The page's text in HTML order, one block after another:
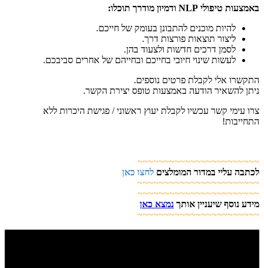
באמצעות טיפולי NLP ודמיון מודרך תוכלו:
להיות מוכנים להתבונן בעומק של חייכם.
ליצור תוצאות פורצות דרך.
לסמן דרכים חדשות ולצעוד בהן.
לעשות שינוי חיובי בחייכם ובחייהם של אחרים סביבכם.
התקשרו אלי לקבלת פרטים נוספים.
ניתן להשאיר הודעה באמצעות טופס יצירת הקשר.
צרו עימי קשר עכשיו לקבלת יעוץ ראשוני / פגישת היכרות ללא
התחייבות!
~~~~~~~~~~~~~~~~~~~~~~~
לכתבה עליי במדור המומלצים לחצו כאן
~~~~~~~~~~~~~~~~~~~~~~~
~~~~~~~~~~~~~~~~~~~~~~~
מידע נוסף שיעניין אותך נמצא כאן
~~~~~~~~~~~~~~~~~~~~~~~